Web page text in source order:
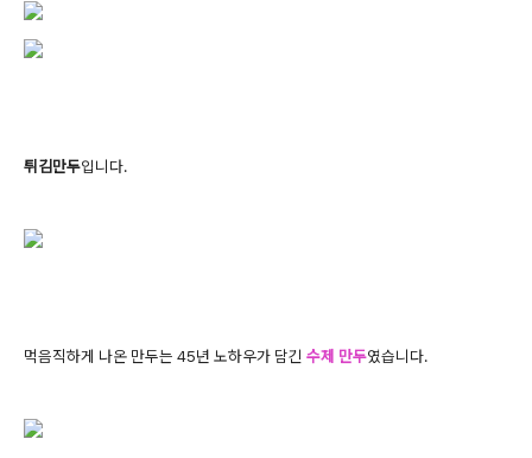
튀김만두입니다.
먹음직하게 나온 만두는 45년 노하우가 담긴 수제 만두였습니다.